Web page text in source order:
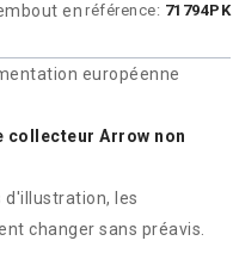
référence: 71794PK
en
européenne
collecteur Arrow non
d'illustration, les
changer sans préavis.